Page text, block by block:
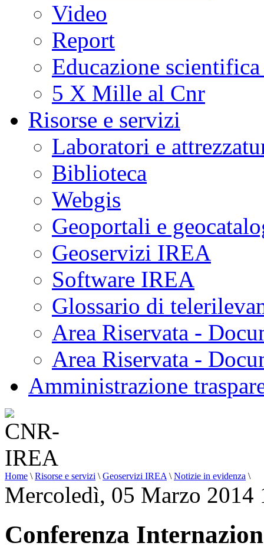
Video
Report
Educazione
5 X Mille al Cnr
Risorse e servizi
Laboratori e
Biblioteca
Webgis
Geoportali e
Geoservizi IREA
Software IREA
Glossario di
Area Riservata -
Area Riservata -
Amministrazione
Home \ Risorse e servizi \ Geoservizi IREA \ Notizie in evidenza \
Mercoledì, 05 Marzo 2014
Conferenza